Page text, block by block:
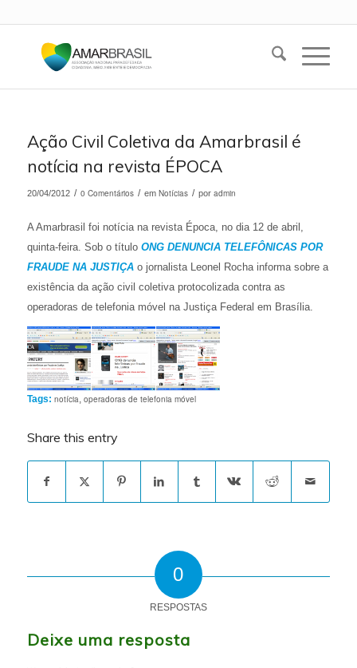
Ação Civil Coletiva da Amarbrasil é
notícia na revista ÉPOCA
20/04/2012 / 0 Comentários / em Notícias / por admin
A Amarbrasil foi notícia na revista Época, no dia 12 de abril,
quinta-feira. Sob o título ONG DENUNCIA TELEFÔNICAS POR
FRAUDE NA JUSTIÇAo jornalista Leonel Rocha informa sobre a
existência da ação civil coletiva protocolizada contra as
operadoras de telefonia móvel na Justiça Federal em Brasília.
Tags: notícia operadoras de telefonia móvel
Share this entry
0
RESPOSTAS
Deixe uma resposta